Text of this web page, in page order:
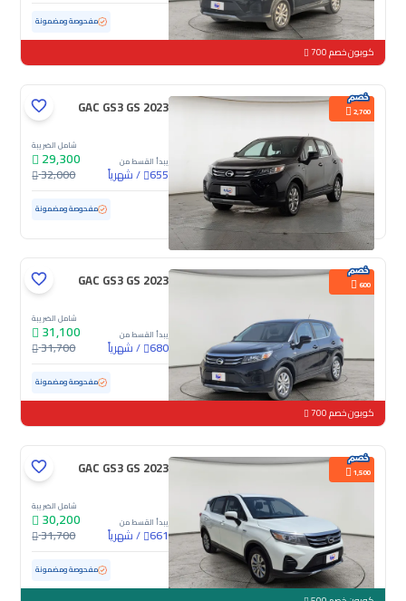
مستعملة 102,495 كم مفحوصة ومضمونة
كوبون خصم 700
2,700
GAC GS3 GS 2023
يبدأ القسط من
655
/شهرياً
شامل الضريبة
29,300
32,000
مستعملة 100,091 كم مفحوصة ومضمونة
600
GAC GS3 GS 2023
يبدأ القسط من
680
/شهرياً
شامل الضريبة
31,100
31,700
مستعملة 55,845 كم مفحوصة ومضمونة
كوبون خصم 700
1,500
GAC GS3 GS 2023
يبدأ القسط من
661
/شهرياً
شامل الضريبة
30,200
31,700
مستعملة 106,077 كم مفحوصة ومضمونة